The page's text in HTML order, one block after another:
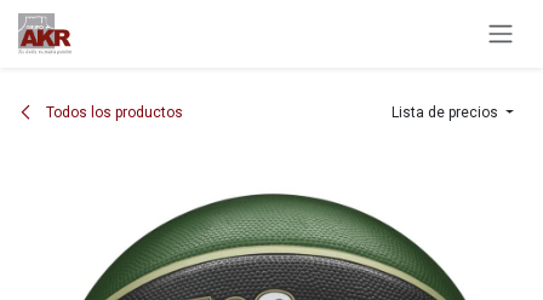
Ir al contenido
Todos los productos Lista de precios